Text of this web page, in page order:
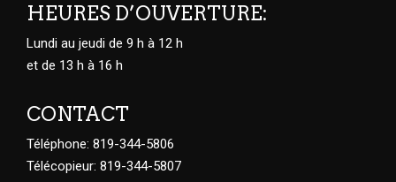
HEURES D’OUVERTURE:
Lundi au jeudi de 9 h à 12 h
et de 13 h à 16 h
CONTACT
Téléphone: 819-344-5806
Télécopieur: 819-344-5807